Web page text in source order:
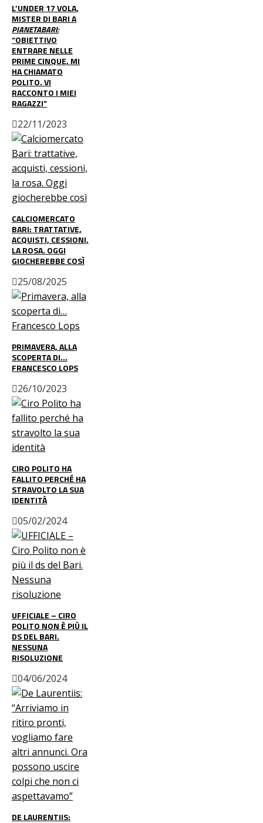
L’UNDER 17 VOLA,
MISTER DI BARI A
PIANETABARI:
“OBIETTIVO
ENTRARE NELLE
PRIME CINQUE, MI
HA CHIAMATO
POLITO. VI
RACCONTO I MIEI
RAGAZZI”
22/11/2023
CALCIOMERCATO
BARI: TRATTATIVE,
ACQUISTI, CESSIONI,
LA ROSA. OGGI
GIOCHEREBBE COSÌ
25/08/2025
PRIMAVERA, ALLA
SCOPERTA DI…
FRANCESCO LOPS
26/10/2023
CIRO POLITO HA
FALLITO PERCHÉ HA
STRAVOLTO LA SUA
IDENTITÀ
05/02/2024
UFFICIALE – CIRO
POLITO NON È PIÙ IL
DS DEL BARI.
NESSUNA
RISOLUZIONE
04/06/2024
DE LAURENTIIS: